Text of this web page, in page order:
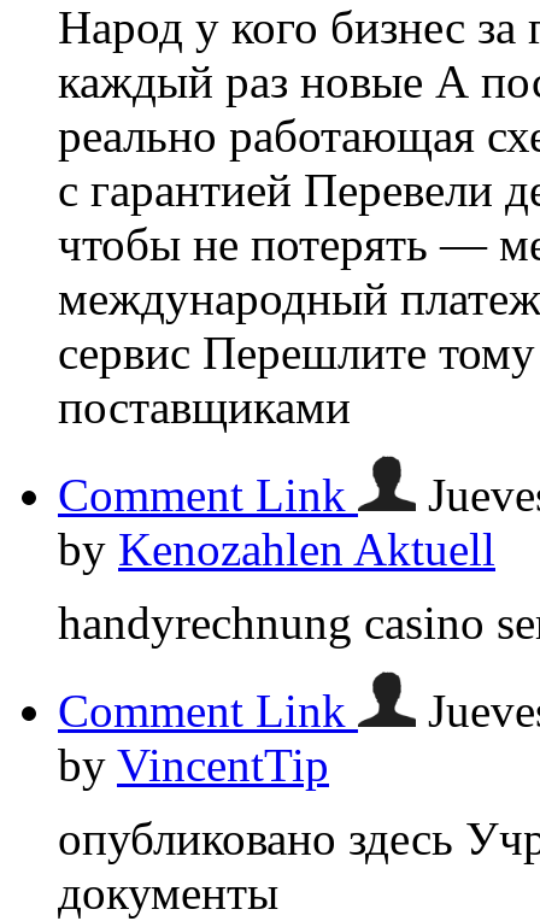
Народ у кого бизнес
каждый раз новые А
реально работающая
с гарантией Перевели
чтобы не потерять —
международный
сервис Перешлите
поставщиками
Comment Link
by Kenozahlen Aktuell
handyrechnung casino
Comment Link
by VincentTip
опубликовано здесь
документы